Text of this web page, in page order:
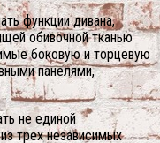
функции дивана,
обивочной тканью
боковую и торцевую
панелями,
не единой
трех независимых